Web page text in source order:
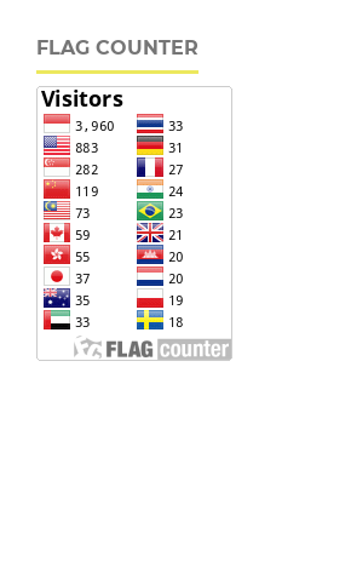
FLAG COUNTER